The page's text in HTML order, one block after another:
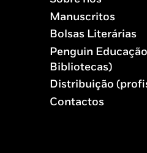
Manuscritos
Bolsas Literárias
Penguin
Bibliotecas)
Distribuição
Contactos